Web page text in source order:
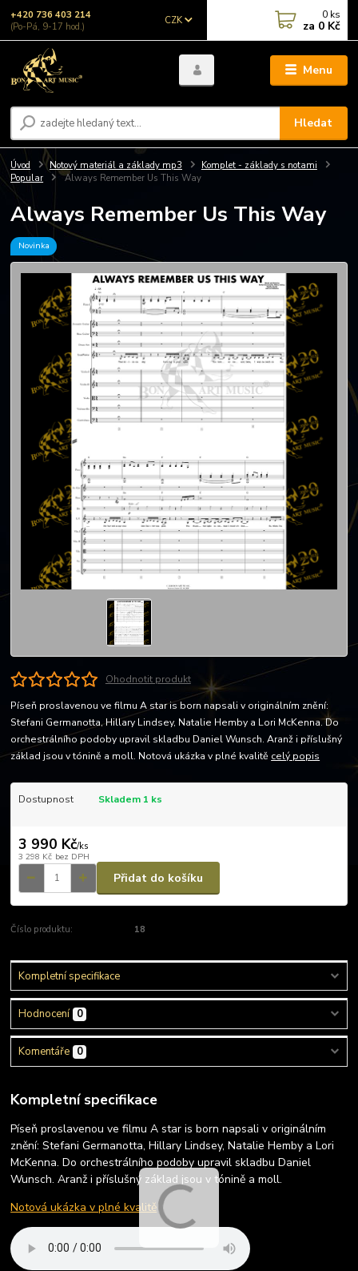
Menu
CZK
Hledat
+420 736 403 214
(Po-Pá, 9-17 hod.)
0 ks
za 0 Kč
Úvod Notový materiál a základy mp3
Komplet - základy s notami
Popular
Always Remember Us This Way
Always Remember Us This Way
Novinka
Ohodnotit produkt
Píseň proslavenou ve filmu A star is born napsali v originálním znění:
Stefani Germanotta, Hillary Lindsey, Natalie Hemby a Lori McKenna. Do
orchestrálního podoby upravil skladbu Daniel Wunsch. Aranž i příslušný
základ jsou v tónině a moll. Notová ukázka v plné kvalitě celý popis
Dostupnost Skladem 1 ks
3 990 Kč/ks
3 298 Kč bez DPH
Přidat do košíku
Číslo produktu: 18
Kompletní specifikace
Hodnocení 0
Komentáře 0
Kompletní specifikace
Píseň proslavenou ve filmu A star is born napsali v originálním
znění: Stefani Germanotta, Hillary Lindsey, Natalie Hemby a Lori
McKenna. Do orchestrálního podoby upravil skladbu Daniel
Wunsch. Aranž i příslušný základ jsou v tónině a moll.
Notová ukázka v plné kvalitě